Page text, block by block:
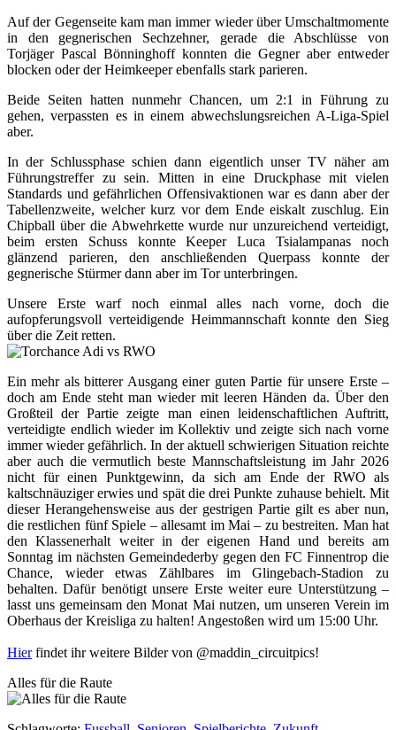
Auf der Gegenseite kam man immer wieder über Umschaltmomente
in den gegnerischen Sechzehner, gerade die Abschlüsse von
Torjäger Pascal Bönninghoff konnten die Gegner aber entweder
blocken oder der Heimkeeper ebenfalls stark parieren.
Beide Seiten hatten nunmehr Chancen, um 2:1 in Führung zu
gehen, verpassten es in einem abwechslungsreichen A-Liga-Spiel
aber.
In der Schlussphase schien dann eigentlich unser TV näher am
Führungstreffer zu sein. Mitten in eine Druckphase mit vielen
Standards und gefährlichen Offensivaktionen war es dann aber der
Tabellenzweite, welcher kurz vor dem Ende eiskalt zuschlug. Ein
Chipball über die Abwehrkette wurde nur unzureichend verteidigt,
beim ersten Schuss konnte Keeper Luca Tsialampanas noch
glänzend parieren, den anschließenden Querpass konnte der
gegnerische Stürmer dann aber im Tor unterbringen.
Unsere Erste warf noch einmal alles nach vorne, doch die
aufopferungsvoll verteidigende Heimmannschaft konnte den Sieg
über die Zeit retten.
Ein mehr als bitterer Ausgang einer guten Partie für unsere Erste –
doch am Ende steht man wieder mit leeren Händen da. Über den
Großteil der Partie zeigte man einen leidenschaftlichen Auftritt,
verteidigte endlich wieder im Kollektiv und zeigte sich nach vorne
immer wieder gefährlich. In der aktuell schwierigen Situation reichte
aber auch die vermutlich beste Mannschaftsleistung im Jahr 2026
nicht für einen Punktgewinn, da sich am Ende der RWO als
kaltschnäuziger erwies und spät die drei Punkte zuhause behielt. Mit
dieser Herangehensweise aus der gestrigen Partie gilt es aber nun,
die restlichen fünf Spiele – allesamt im Mai – zu bestreiten. Man hat
den Klassenerhalt weiter in der eigenen Hand und bereits am
Sonntag im nächsten Gemeindederby gegen den FC Finnentrop die
Chance, wieder etwas Zählbares im Glingebach-Stadion zu
behalten. Dafür benötigt unsere Erste weiter eure Unterstützung –
lasst uns gemeinsam den Monat Mai nutzen, um unseren Verein im
Oberhaus der Kreisliga zu halten! Angestoßen wird um 15:00 Uhr.
Hierfindet ihr weitere Bilder von @maddin_circuitpics!
Alles für die Raute